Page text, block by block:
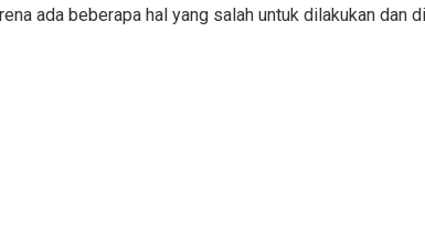
ada beberapa hal yang salah untuk dilakukan dan